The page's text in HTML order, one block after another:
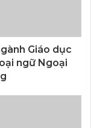
Giáo dục
ngữ Ngoại